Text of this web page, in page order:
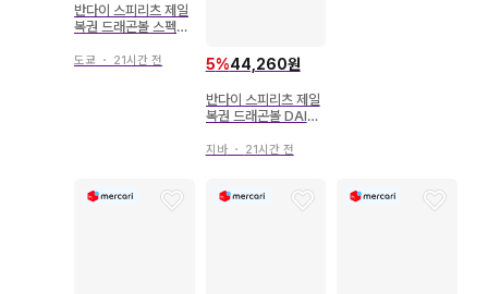
반다이 스피리츠 제일
복권 드래곤볼 스펙터
ASTERLISE
도쿄 ・ 21시간 전 5%44,260원
반다이 스피리츠 제일
복권 드래곤볼 DAIM
TERLISE
지바・ 21시간 전